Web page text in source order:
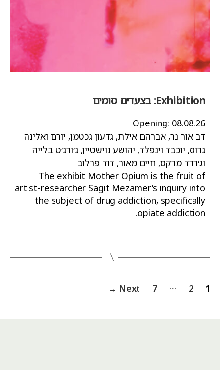
Exhibition: בצעדים סומים
Opening: 08.08.26
דב אור נר, אברהם אילת, גדעון גכטמן, יורם ואלינה
גרוס, יוכבד וינפלד, יהושע נוישטיין, ג׳ורג׳ט בלייה
וג׳ררד מרקס, חיים מאור, דוד פרלוב
The exhibit Mother Opium is the fruit of
artist-researcher Sagit Mezamer’s inquiry into
the subject of drug addiction, specifically
opiate addiction.
Posts
1
2
…
7
Next
→